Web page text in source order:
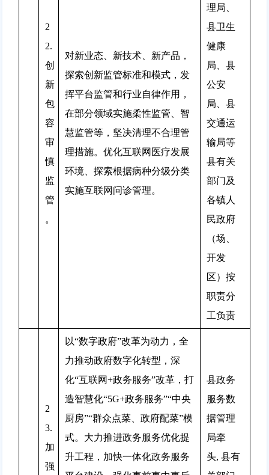
2
2.
创
新
包
容
审
慎
监
管
。
对新业态、新技术、新产品，
探索创新监管标准和模式，发
挥平台监管和行业自律作用，
在部分领域实施柔性监管、智
慧监管等，坚决清理不合理管
理措施。优化互联网医疗发展
环境、探索根据病种分级分类
实施互联网问诊管理。
理局、
县卫生
健康
局、县
公安
局、县
交通运
输局等
县有关
部门及
各镇人
民政府
（场、
开发
区）按
职责分
工负责
2
3.
加
强
以“数字政府”改革为动力，全
力推动政府数字化转型，深
化“互联网+政务服务”改革，打
造智慧化“5G+政务服务”“中央
厨房”“群众点菜、政府配菜”模
式。大力推进政务服务优化提
升工程，加快一体化政务服务
县政务
服务数
据管理
局牵
头, 县有